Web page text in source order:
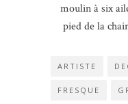
moulin à six
pied de la
ARTISTE
FRESQUE